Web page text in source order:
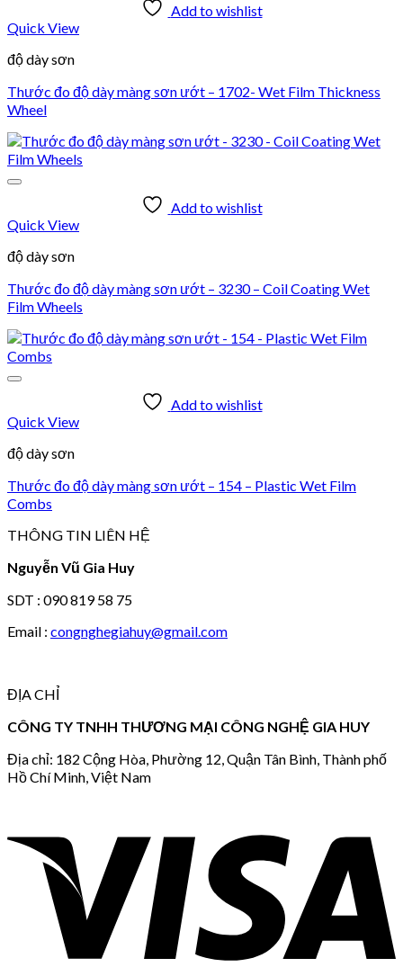
Add to wishlist
Quick View
độ dày sơn
Thước đo độ dày màng sơn ướt – 1702- Wet Film Thickness
Wheel
Add to wishlist
Quick View
độ dày sơn
Thước đo độ dày màng sơn ướt – 3230 – Coil Coating Wet
Film Wheels
Add to wishlist
Quick View
độ dày sơn
Thước đo độ dày màng sơn ướt – 154 – Plastic Wet Film
Combs
THÔNG TIN LIÊN HỆ
Nguyễn Vũ Gia Huy
SDT : 090 819 58 75
Email : congnghegiahuy@gmail.com
ĐỊA CHỈ
CÔNG TY TNHH THƯƠNG MẠI CÔNG NGHỆ GIA HUY
Địa chỉ: 182 Cộng Hòa, Phường 12, Quận Tân Bình, Thành phố
Hồ Chí Minh, Việt Nam